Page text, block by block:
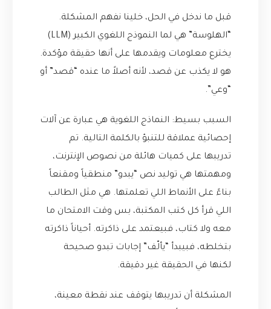
قبل ما ندخل في الحل، خلينا نفهم المشكلة.
“الهلوسة” هي لما النموذج اللغوي الكبير (LLM)
يخترع معلومات ويقدمها على أنها حقيقة مؤكدة.
هو لا يكذب عن قصد، لأنه أصلاً ما عنده “قصد” أو
“وعي”.
السبب بسيط: النماذج اللغوية هي عبارة عن آلات
إحصائية عملاقة للتنبؤ بالكلمة التالية. تم
تدريبها على كميات هائلة من نصوص الإنترنت،
ومهمتها هي توليد نص “يبدو” منطقياً ومقنعاً
بناءً على الأنماط اللي تعلمتها. هي مثل الطالب
اللي قرأ كل كتب المكتبة، بس وقت الامتحان ما
معه ولا كتاب، فبيعتمد على ذاكرته. أحياناً ذاكرته
بتخلطه، فبيبدأ “يألّف” إجابات تبدو صحيحة
لكنها في الحقيقة غير دقيقة.
المشكلة أن تدريبها يتوقف عند نقطة معينة،